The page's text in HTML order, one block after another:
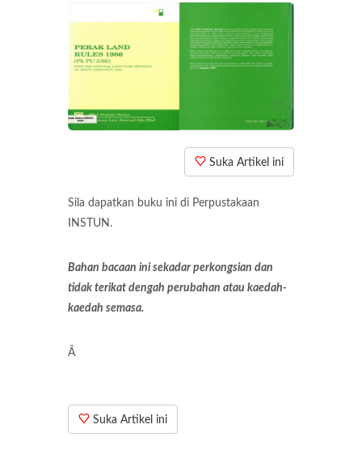
Suka Artikel ini
Sila dapatkan buku ini di Perpustakaan
INSTUN.
Bahan bacaan ini sekadar perkongsian dan
tidak terikat dengah perubahan atau kaedah-
kaedah semasa.
Â
Suka Artikel ini